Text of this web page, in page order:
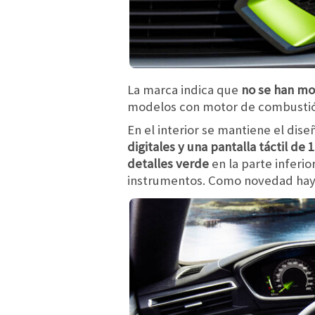
La marca indica que no se han
modelos con motor de
En el interior se mantiene el
digitales y una pantalla táctil de
detalles verde en la parte
instrumentos. Como novedad